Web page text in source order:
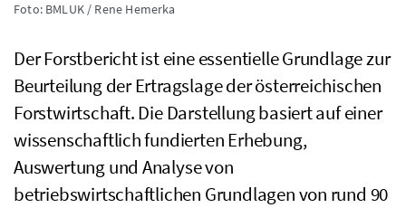
Foto: BMLUK / Rene Hemerka
Der Forstbericht ist eine essentielle Grundlage zur
Beurteilung der Ertragslage der österreichischen
Forstwirtschaft. Die Darstellung basiert auf einer
wissenschaftlich fundierten Erhebung,
Auswertung und Analyse von
betriebswirtschaftlichen Grundlagen von rund 90